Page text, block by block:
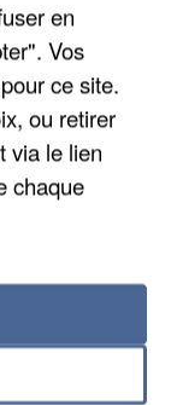
en
Vos
ce site.
ou retirer
via le lien
chaque